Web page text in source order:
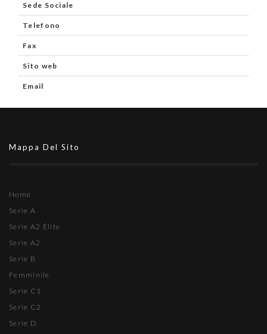
Sede Sociale
Telefono
Fax
Sito web
Email
Mappa Del Sito
Home
Serie A
Serie A2 Élite
Serie A2
Serie B
Femminile
Serie C1
Serie C2
Serie D